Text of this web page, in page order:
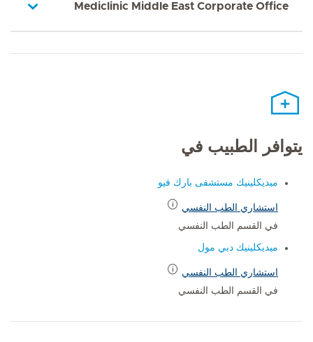
Mediclinic Middle East Corporate Office
يتوافر الطبيب في
ميديكلينيك مستشفى بارك فيو
استشاري الطب النفسي
في القسم الطب النفسي
ميديكلينيك دبي مول
استشاري الطب النفسي
في القسم الطب النفسي